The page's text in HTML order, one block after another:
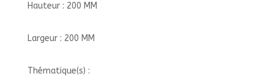
Hauteur : 200 MM
Largeur : 200 MM
Thématique(s) :